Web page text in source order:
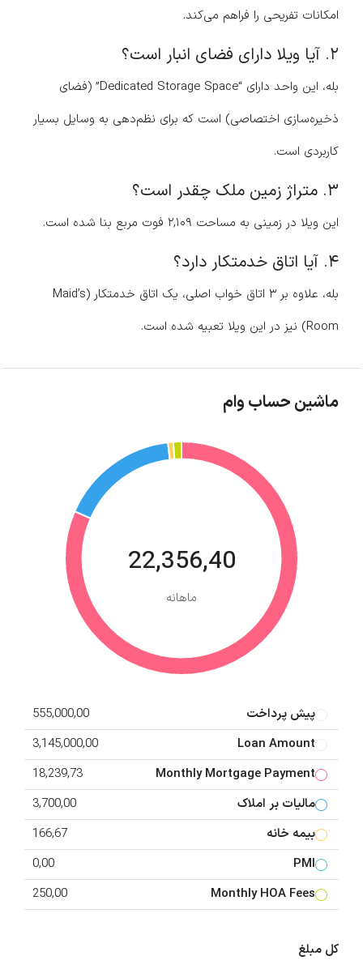
امکانات تفریحی را فراهم می‌کند.
۲. آیا ویلا دارای فضای انبار است؟
بله، این واحد دارای “Dedicated Storage Space” (فضای
ذخیره‌سازی اختصاصی) است که برای نظم‌دهی به وسایل بسیار
کاربردی است.
۳. متراژ زمین ملک چقدر است؟
این ویلا در زمینی به مساحت ۲,۱۰۹ فوت مربع بنا شده است.
۴. آیا اتاق خدمتکار دارد؟
بله، علاوه بر ۳ اتاق خواب اصلی، یک اتاق خدمتکار (Maid’s
Room) نیز در این ویلا تعبیه شده است.
ماشین حساب وام
22,356,40
ماهانه
پیش پرداخت
555,000,00
Loan Amount
3,145,000,00
Monthly Mortgage Payment
18,239,73
مالیات بر املاک
3,700,00
بیمه خانه
166,67
PMI
0,00
Monthly HOA Fees
250,00
کل مبلغ